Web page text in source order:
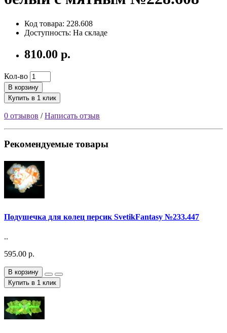
Код товара: 228.608
Доступность: На складе
810.00 р.
Кол-во
В корзину
Купить в 1 клик
0 отзывов /Написать отзыв
Рекомендуемые товары
Подушечка для колец персик SvetikFantasy №233.447
..
595.00 р.
В корзину
Купить в 1 клик